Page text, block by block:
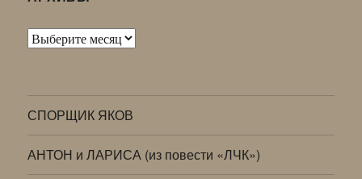
Архивы
СПОРЩИК ЯКОВ
АНТОН и ЛАРИСА (из повести «ЛЧК»)